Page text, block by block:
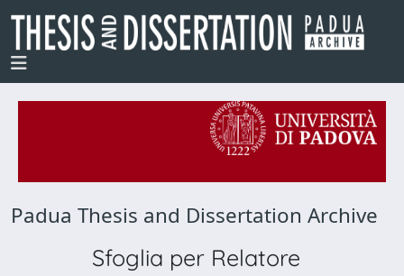
Padua Thesis and Dissertation Archive
Sfoglia per Relatore